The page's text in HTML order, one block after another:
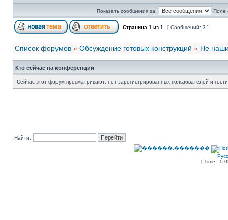
Показать сообщения за: Поле
Страница 1 из 1 [ Сообщений: 3 ]
Список форумов » Обсуждение готовых конструкций » Не
Кто сейчас на конференции
Сейчас этот форум просматривают: нет зарегистрированных пользователей и
Найти:
[ Time :